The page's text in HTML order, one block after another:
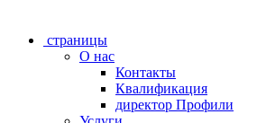
страницы
О нас
Контакты
Квалификация
директор Профили